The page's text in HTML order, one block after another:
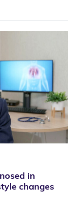
in
changes